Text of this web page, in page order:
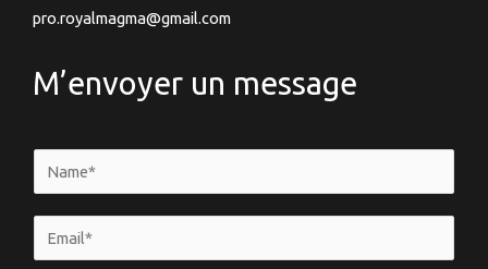
pro.royalmagma@gmail.com
M’envoyer un message
a
m
m